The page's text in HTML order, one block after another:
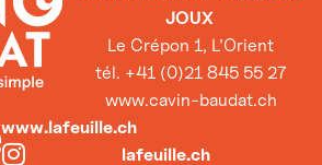
JOUX
Le Crépon 1, L’Orient
tél. +41 (0)21 845 55 27
www.cavin-baudat.ch
www.lafeuille.ch
lafeuille.ch